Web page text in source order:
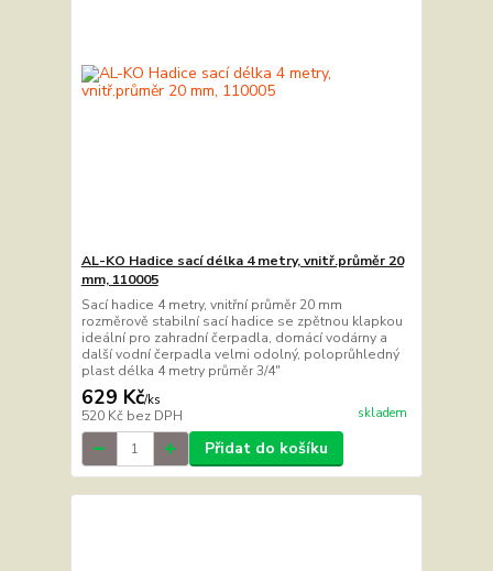
AL-KO Hadice sací délka 4 metry, vnitř.průměr 20
mm, 110005
Sací hadice 4 metry, vnitřní průměr 20 mm
rozměrově stabilní sací hadice se zpětnou klapkou
ideální pro zahradní čerpadla, domácí vodárny a
další vodní čerpadla velmi odolný, poloprůhledný
plast délka 4 metry průměr 3/4"
629 Kč/ks
520 Kč bez DPH skladem
Přidat do košíku